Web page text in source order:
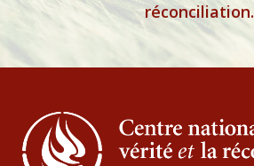
réconciliation.